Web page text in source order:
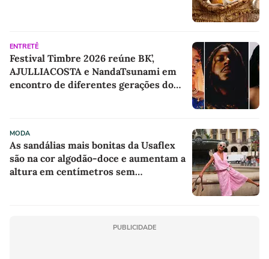
ENTRETÊ
Festival Timbre 2026 reúne BK’,
AJULLIACOSTA e NandaTsunami em
encontro de diferentes gerações do
MODA
As sandálias mais bonitas da Usaflex
são na cor algodão-doce e aumentam a
altura em centímetros sem
PUBLICIDADE